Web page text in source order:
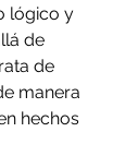
lógico y
de
de
manera
hechos